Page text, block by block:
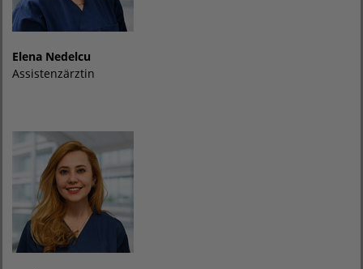
Elena Nedelcu
Assistenzärztin